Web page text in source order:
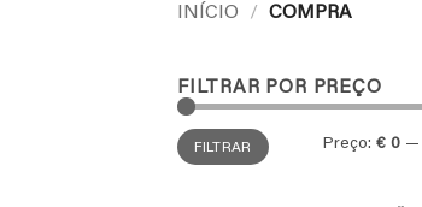
INÍCIO / COMPRA
FILTRAR POR PREÇO
Preço
mínimo
Preço
máximo
FILTRAR Preço: € 0 —